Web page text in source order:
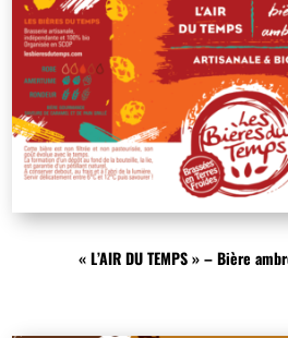
« L’AIR DU TEMPS » – Bière